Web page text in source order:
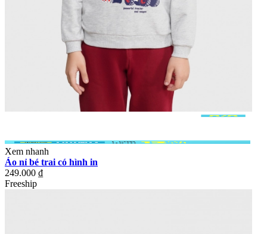
Xem nhanh
Áo nỉ bé trai có hình in
249.000 ₫
Freeship